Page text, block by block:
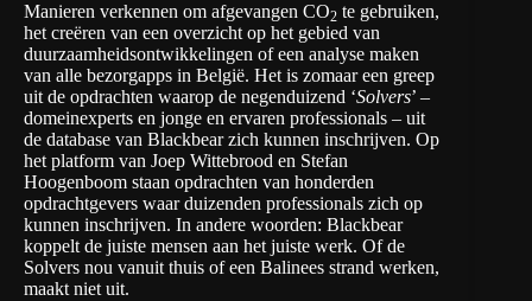
Manieren verkennen om afgevangen CO2 te gebruiken,
het creëren van een overzicht op het gebied van
duurzaamheidsontwikkelingen of een analyse maken
van alle bezorgapps in België. Het is zomaar een greep
uit de opdrachten waarop de negenduizend ‘Solvers’ –
domeinexperts en jonge en ervaren professionals – uit
de database van Blackbearzich kunnen inschrijven. Op
het platform van Joep Wittebrood en Stefan
Hoogenboom staan opdrachten van honderden
opdrachtgevers waar duizenden professionals zich op
kunnen inschrijven. In andere woorden: Blackbear
koppelt de juiste mensen aan het juiste werk. Of de
Solvers nou vanuit thuis of een Balinees strand werken,
maakt niet uit.